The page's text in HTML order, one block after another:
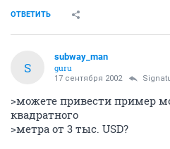
ОТВЕТИТЬ
S
subway_man
guru
17 сентября 2002
>можете привести пример
квадратного
>метра от 3 тыс. USD?